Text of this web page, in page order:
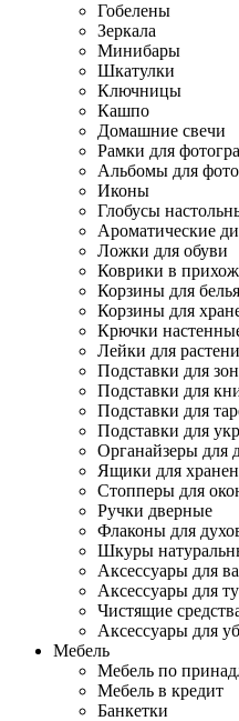
Гобелены
Зеркала
Минибары
Шкатулки
Ключницы
Кашпо
Домашние свечи
Рамки для
Альбомы для
Иконы
Глобусы
Ароматические
Ложки для обуви
Коврики в
Корзины для белья
Корзины для
Крючки
Лейки для
Подставки для
Подставки для
Подставки для
Подставки для
Органайзеры для
Ящики для
Стопперы для
Ручки дверные
Флаконы для
Шкуры
Аксессуары для
Аксессуары для
Чистящие
Аксессуары для
Мебель
Мебель по
Мебель в кредит
Банкетки